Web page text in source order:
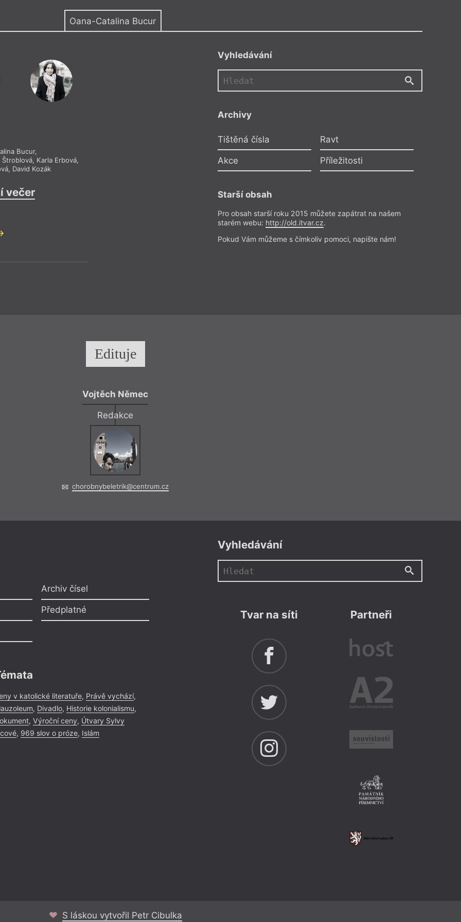
Oana-Catalina Bucur
Bucur,
Štroblová, Karla Erbová,
, David Kozák
večer
Vyhledávání
Archivy
Tištěná čísla Ravt
Akce Příležitosti
Starší obsah
Pro obsah starší roku 2015 můžete zapátrat na našem
starém webu: http://old.itvar.cz.
Pokud Vám můžeme s čímkoliv pomoci, napište nám!
Edituje
Vojtěch Němec
Redakce
chorobnybeletrik@centrum.cz
Archiv čísel
Předplatné
v katolické literatuře, Právě vychází,
, Divadlo, Historie kolonialismu,
, Výroční ceny, Útvary Sylvy
, 969 slov o próze, Islám
Vyhledávání
Tvar na síti Partneři
S láskou vytvořil Petr Cibulka